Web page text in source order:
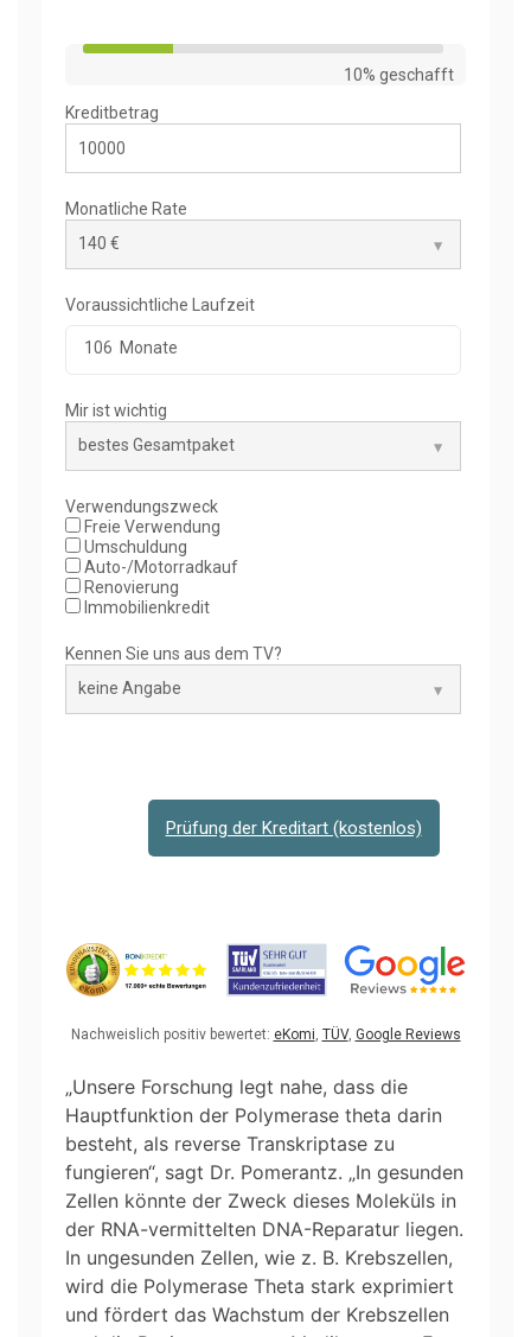
10% geschafft
Kreditbetrag
Monatliche Rate
Voraussichtliche Laufzeit
106 Monate
Mir ist wichtig
Verwendungszweck
Freie Verwendung
Umschuldung
Auto-/Motorradkauf
Renovierung
Immobilienkredit
Kennen Sie uns aus dem TV?
Prüfung der Kreditart (kostenlos)
Nachweislich positiv bewertet: eKomi, TÜV, Google Reviews
„Unsere Forschung legt nahe, dass die
Hauptfunktion der Polymerase theta darin
besteht, als reverse Transkriptase zu
fungieren“, sagt Dr. Pomerantz. „In gesunden
Zellen könnte der Zweck dieses Moleküls in
der RNA-vermittelten DNA-Reparatur liegen.
In ungesunden Zellen, wie z. B. Krebszellen,
wird die Polymerase Theta stark exprimiert
und fördert das Wachstum der Krebszellen